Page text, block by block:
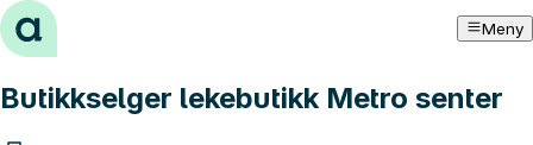
Hopp til innhold Meny
Butikkselger lekebutikk Metro senter